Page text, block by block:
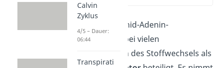
+
(Nikotinamid-Adenin-
Dinukleotid) ist bei vielen
Redoxreaktionen des Stoffwechsels als
Calvin
Zyklus
4/5 – Dauer:
06:44
Transpirati